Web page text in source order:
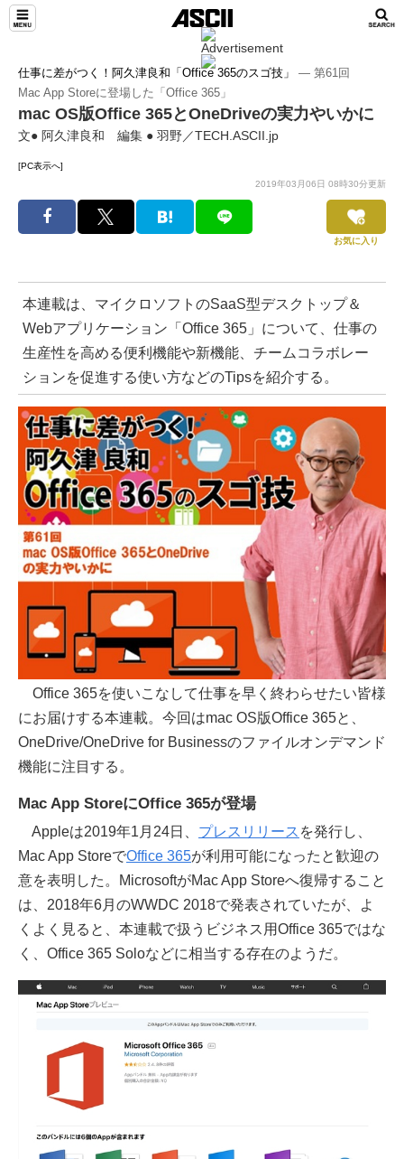
仕事に差がつく！阿久津良和「Office 365のスゴ技」 ― 第61回
Mac App Storeに登場した「Office 365」
mac OS版Office 365とOneDriveの実力やいかに
文● 阿久津良和 編集 ● 羽野／TECH.ASCII.jp
[PC表示へ]
2019年03月06日 08時30分更新
お気に入り
本連載は、マイクロソフトのSaaS型デスクトップ＆
Webアプリケーション「Office 365」について、仕事の
生産性を高める便利機能や新機能、チームコラボレー
ションを促進する使い方などのTipsを紹介する。
Office 365を使いこなして仕事を早く終わらせたい皆様
にお届けする本連載。今回はmac OS版Office 365と、
OneDrive/OneDrive for Businessのファイルオンデマンド
機能に注目する。
Mac App StoreにOffice 365が登場
Appleは2019年1月24日、 プレスリリース を発行し、
Mac App StoreでOffice 365が利用可能になったと歓迎の
意を表明した。MicrosoftがMac App Storeへ復帰すること
は、2018年6月のWWDC 2018で発表されていたが、よ
くよく見ると、本連載で扱うビジネス用Office 365ではな
く、Office 365 Soloなどに相当する存在のようだ。